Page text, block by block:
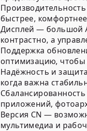
быстрее,
Дисплей — большой
контрастно, а
Поддержка
оптимизацию, чтобы
Надёжность и
когда важна
приложений,
Версия CN —
мультимедиа и